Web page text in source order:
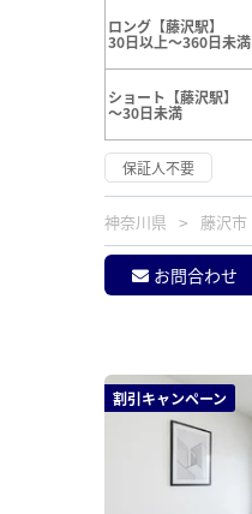
ロング【藤沢駅】
30日以上～360日未満
ショート【藤沢駅】
～30日未満
保証人不要
神奈川県 藤沢市
お問合わせ
割引キャンペーン